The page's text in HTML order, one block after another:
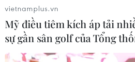
vietnamplus.vn
Mỹ điều tiêm kích áp tải
sự gần sân golf của Tổng